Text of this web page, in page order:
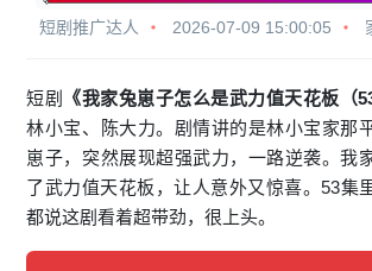
短剧推广达人 2026-07-09 15:00:05
短剧 《我家兔崽子怎么是武力值天花板（
林小宝、陈大力。剧情讲的是林小宝家那
崽子，突然展现超强武力，一路逆袭。我
了武力值天花板，让人意外又惊喜。53集
都说这剧看着超带劲，很上头。